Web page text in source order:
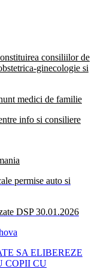
consiliilor de
ginecologie si
medici de familie
info si consiliere
permise auto si
DSP 30.01.2026
SA ELIBEREZE
COPII CU